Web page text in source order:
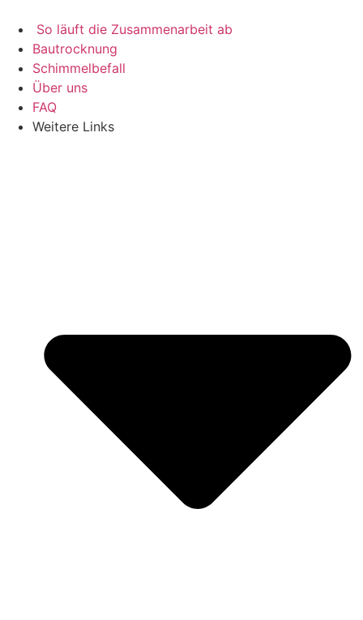
Inhalt
springen
So läuft die Zusammenarbeit ab
Bautrocknung
Schimmelbefall
Über uns
FAQ
Weitere Links